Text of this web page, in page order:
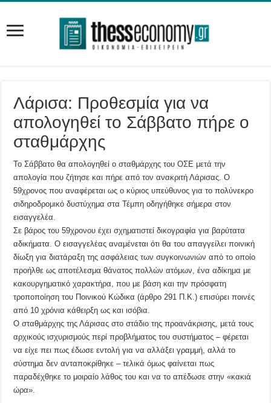
Λάρισα: Προθεσμία για να
απολογηθεί το Σάββατο πήρε ο
σταθμάρχης
Το Σάββατο θα απολογηθεί ο σταθμάρχης του ΟΣΕ μετά την
απολογία που ζήτησε και πήρε από τον ανακριτή Λάρισας. Ο
59χρονος που αναφέρεται ως ο κύριος υπεύθυνος για το πολύνεκρο
σιδηροδρομικό δυστύχημα στα Τέμπη οδηγήθηκε σήμερα στον
εισαγγελέα.
Σε βάρος του 59χρονου έχει σχηματιστεί δικογραφία για βαρύτατα
αδικήματα. Ο εισαγγελέας αναμένεται ότι θα του απαγγείλει ποινική
δίωξη για διατάραξη της ασφάλειας των συγκοινωνιών από το οποίο
προήλθε ως αποτέλεσμα θάνατος πολλών ατόμων, ένα αδίκημα με
κακουργηματικό χαρακτήρα, που με βάση και την πρόσφατη
τροποποίηση του Ποινικού Κώδικα (άρθρο 291 Π.Κ.) επισύρει ποινές
από 10 χρόνια κάθειρξη ως και ισόβια.
Ο σταθμάρχης της Λάρισας στο στάδιο της προανάκρισης, μετά τους
αρχικούς ισχυρισμούς περί προβλήματος του συστήματος – φέρεται
να είχε πει πως έδωσε εντολή για να αλλάξει γραμμή, αλλά το
σύστημα δεν ανταποκρίθηκε – τελικά όμως φαίνεται πως
παραδέχθηκε το μοιραίο λάθος του και να το απέδωσε στην «κακιά
ώρα».